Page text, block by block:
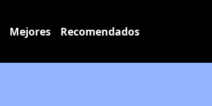
Mejores Recomendados